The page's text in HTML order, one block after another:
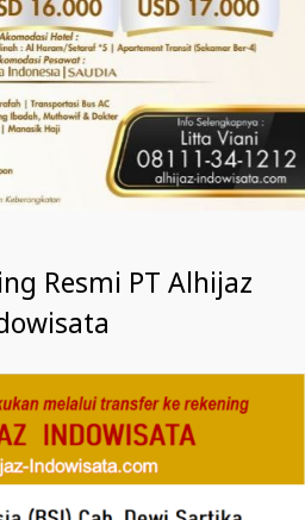
Resmi PT Alhijaz